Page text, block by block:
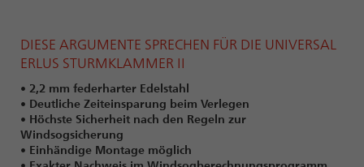
DIESE ARGUMENTE SPRECHEN FÜR DIE UNIVERSAL
ERLUS STURMKLAMMER II
• 2,2 mm federharter Edelstahl
• Deutliche Zeiteinsparung beim Verlegen
• Höchste Sicherheit nach den Regeln zur
Windsogsicherung
• Einhändige Montage möglich